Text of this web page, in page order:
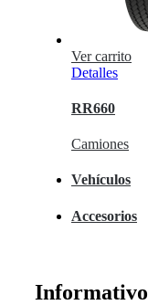
Ver carrito
Detalles
RR660
Camiones
Vehículos
Accesorios
Informativo